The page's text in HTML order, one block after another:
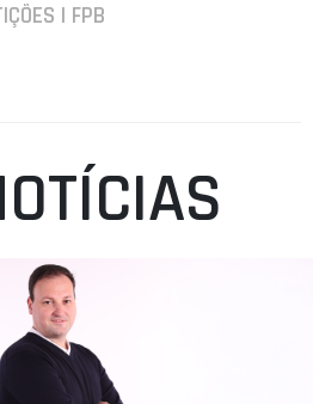
| FPB